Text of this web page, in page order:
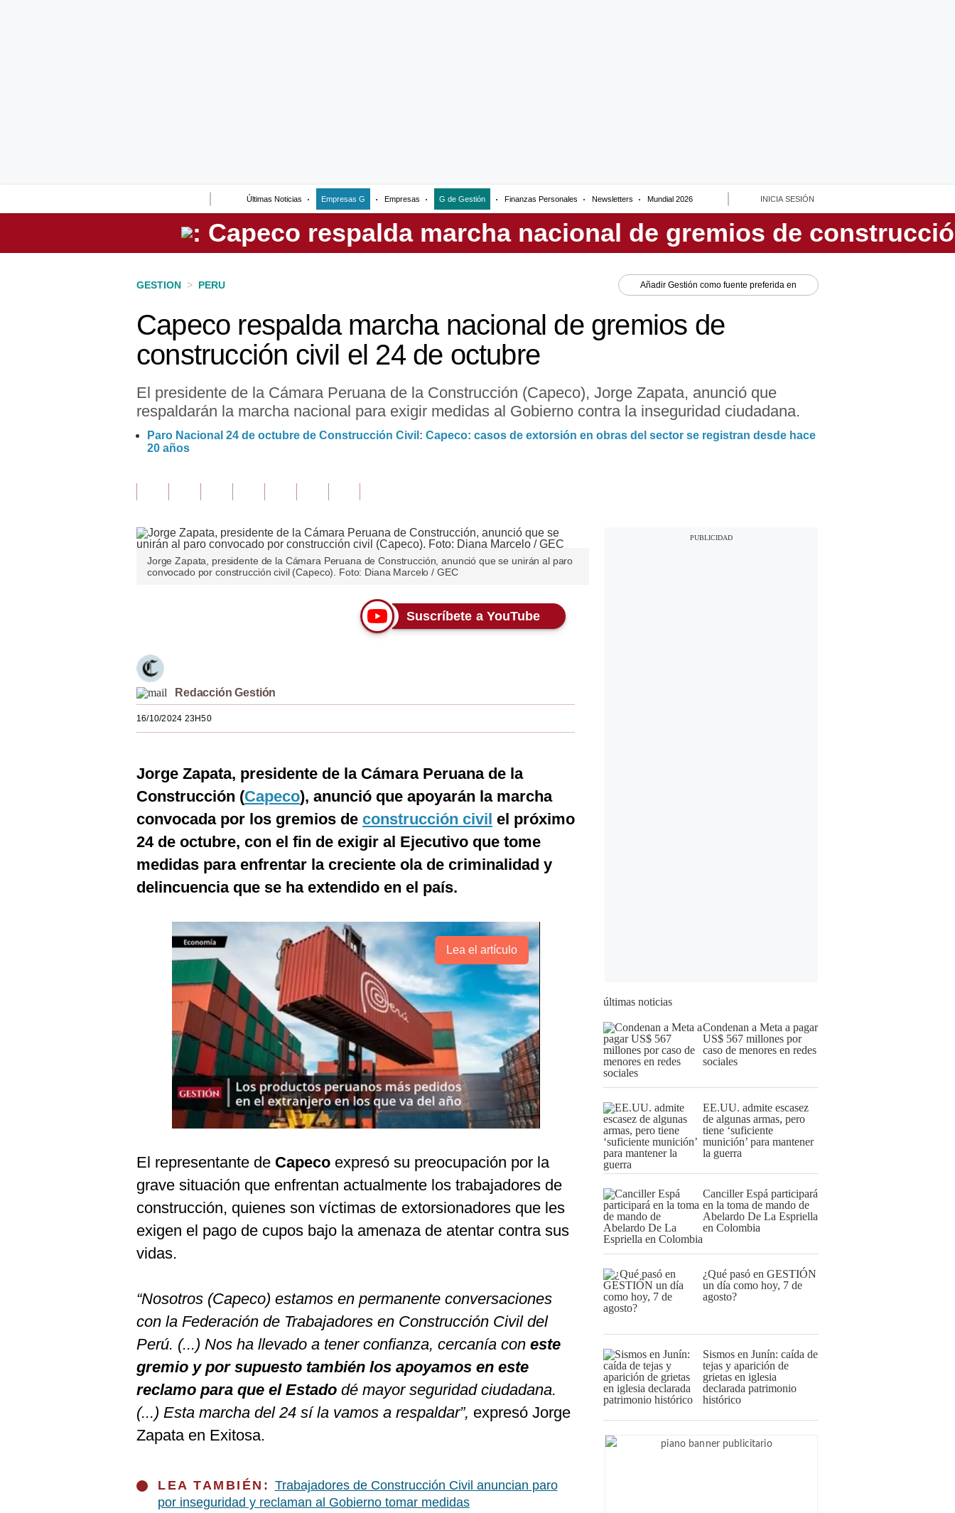
Últimas Noticias Empresas G Empresas G de Gestión Finanzas Personales Newsletters Mundial 2026 INICIA SESIÓN
Perú
GESTION > PERU Añadir Gestión como fuente preferida en
Capeco respalda marcha nacional de gremios de
construcción civil el 24 de octubre
El presidente de la Cámara Peruana de la Construcción (Capeco), Jorge Zapata, anunció que
respaldarán la marcha nacional para exigir medidas al Gobierno contra la inseguridad ciudadana.
Paro Nacional 24 de octubre de Construcción Civil: Capeco: casos de extorsión en obras del sector se registran desde hace
20 años
Jorge Zapata, presidente de la Cámara Peruana de Construcción, anunció que se unirán al paro
convocado por construcción civil (Capeco). Foto: Diana Marcelo / GEC
Suscríbete a YouTube
Redacción Gestión
16/10/2024 23H50
Jorge Zapata, presidente de la Cámara Peruana de la
Construcción (Capeco), anunció que apoyarán la marcha
convocada por los gremios de construcción civil el próximo
24 de octubre, con el fin de exigir al Ejecutivo que tome
medidas para enfrentar la creciente ola de criminalidad y
delincuencia que se ha extendido en el país.
Lea el artículo
El representante de Capeco expresó su preocupación por la
grave situación que enfrentan actualmente los trabajadores de
construcción, quienes son víctimas de extorsionadores que les
exigen el pago de cupos bajo la amenaza de atentar contra sus
vidas.
“Nosotros (Capeco) estamos en permanente conversaciones
con la Federación de Trabajadores en Construcción Civil del
Perú. (...) Nos ha llevado a tener confianza, cercanía con este
gremio y por supuesto también los apoyamos en este
reclamo para que el Estado dé mayor seguridad ciudadana.
(...) Esta marcha del 24 sí la vamos a respaldar”, expresó Jorge
Zapata en Exitosa.
LEA TAMBIÉN: Trabajadores de Construcción Civil anuncian paro
por inseguridad y reclaman al Gobierno tomar medidas
últimas noticias
Condenan a Meta a pagar
US$ 567 millones por
caso de menores en redes
sociales
EE.UU. admite escasez
de algunas armas, pero
tiene ‘suficiente
munición’ para mantener
la guerra
Canciller Espá participará
en la toma de mando de
Abelardo De La Espriella
en Colombia
¿Qué pasó en GESTIÓN
un día como hoy, 7 de
agosto?
Sismos en Junín: caída de
tejas y aparición de
grietas en iglesia
declarada patrimonio
histórico